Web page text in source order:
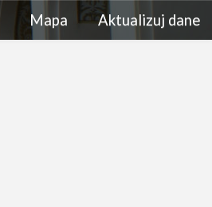
Mapa Aktualizuj dane